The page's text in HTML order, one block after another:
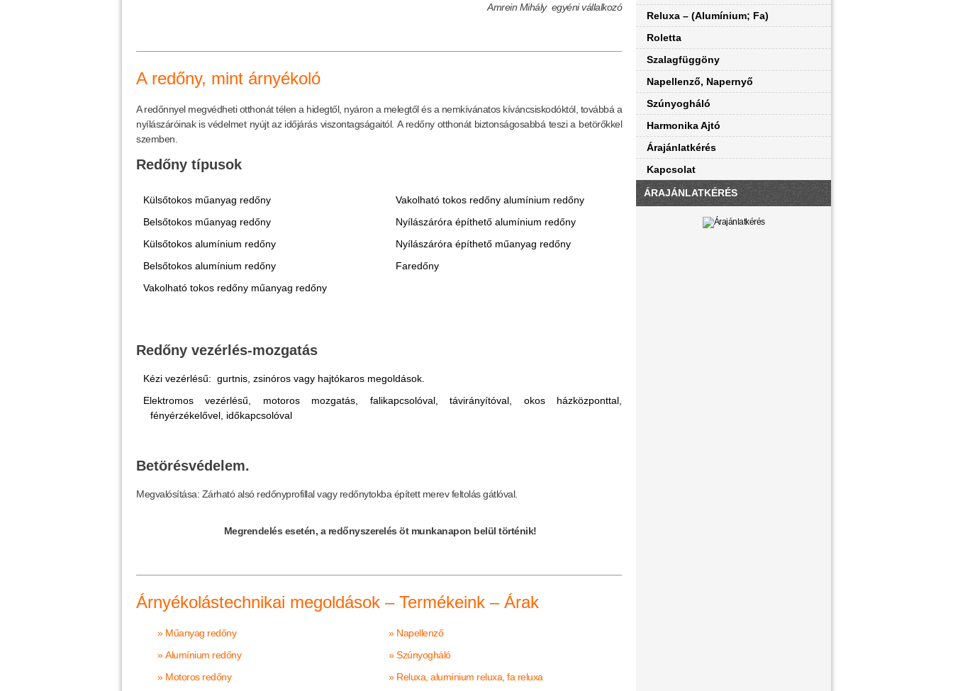
Amrein Mihály egyéni vállalkozó
A redőny, mint árnyékoló
A redőnnyel megvédheti otthonát télen a hidegtől, nyáron a melegtől és a nemkívánatos kíváncsiskodóktól, továbbá a
nyílászáróinak is védelmet nyújt az időjárás viszontagságaitól. A redőny otthonát biztonságosabbá teszi a betörőkkel
szemben.
Redőny típusok
Külsőtokos műanyag redőny
Belsőtokos műanyag redőny
Külsőtokos alumínium redőny
Belsőtokos alumínium redőny
Vakolható tokos redőny műanyag redőny
Vakolható tokos redőny alumínium redőny
Nyílászáróra építhető alumínium redőny
Nyílászáróra építhető műanyag redőny
Faredőny
Redőny vezérlés-mozgatás
Kézi vezérlésű: gurtnis, zsinóros vagy hajtókaros megoldások.
Elektromos vezérlésű, motoros mozgatás, falikapcsolóval, távirányítóval, okos házközponttal,
fényérzékelővel, időkapcsolóval
Betörésvédelem.
Megvalósítása: Zárható alsó redőnyprofillal vagy redőnytokba épített merev feltolás gátlóval.
Megrendelés esetén, a redőnyszerelés öt munkanapon belül történik!
Árnyékolástechnikai megoldások – Termékeink – Árak
» Műanyag redőny
» Alumínium redőny
» Motoros redőny
» Napellenző
» Szúnyogháló
» Reluxa, alumínium reluxa, fa reluxa
Reluxa – (Alumínium; Fa)
Roletta
Szalagfüggöny
Napellenző, Napernyő
Szúnyogháló
Harmonika Ajtó
Árajánlatkérés
Kapcsolat
ÁRAJÁNLATKÉRÉS